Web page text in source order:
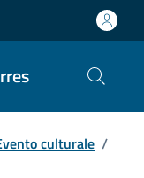
culturale /